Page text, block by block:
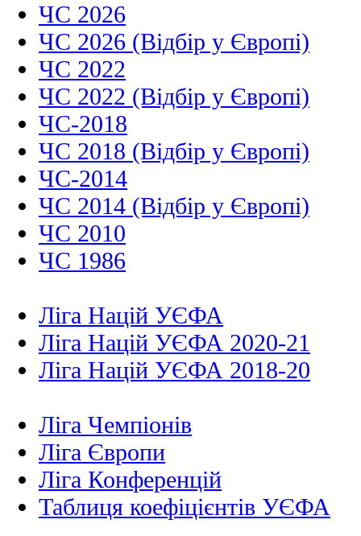
ЧС 2026
ЧС 2026 (Відбір у Європі)
ЧС 2022
ЧС 2022 (Відбір у Європі)
ЧС-2018
ЧС 2018 (Відбір у Європі)
ЧС-2014
ЧС 2014 (Відбір у Європі)
ЧС 2010
ЧС 1986
Ліга Націй УЄФА
Ліга Націй УЄФА 2020-21
Ліга Націй УЄФА 2018-20
Ліга Чемпіонів
Ліга Європи
Ліга Конференцій
Таблиця коефіцієнтів УЄФА